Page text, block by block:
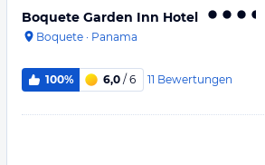
Boquete Garden Inn Hotel
Boquete · Panama
100% 6,0 / 6 11 Bewertungen